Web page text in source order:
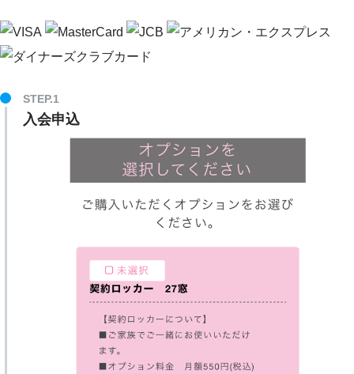
STEP.1
入会申込